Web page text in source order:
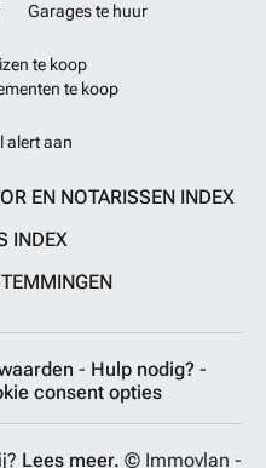
Garages te huur
te koop
te koop
alert aan
EN NOTARISSEN INDEX
INDEX
- Hulp nodig? -
consent opties
Lees meer. © Immovlan -